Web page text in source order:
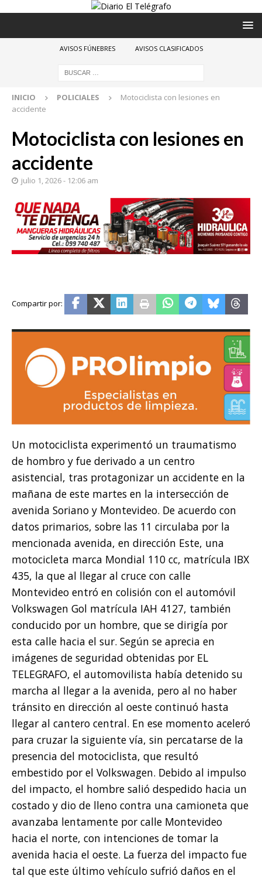
AVISOS FÚNEBRES AVISOS CLASIFICADOS
INICIO POLICIALES
Motociclista con lesiones en
accidente
Motociclista con lesiones en
accidente
julio 1, 2026 - 12:06 am
Un motociclista experimentó un traumatismo
de hombro y fue derivado a un centro
asistencial, tras protagonizar un accidente en la
mañana de este martes en la intersección de
avenida Soriano y Montevideo. De acuerdo con
datos primarios, sobre las 11 circulaba por la
mencionada avenida, en dirección Este, una
motocicleta marca Mondial 110 cc, matrícula IBX
435, la que al llegar al cruce con calle
Montevideo entró en colisión con el automóvil
Volkswagen Gol matrícula IAH 4127, también
conducido por un hombre, que se dirigía por
esta calle hacia el sur. Según se aprecia en
imágenes de seguridad obtenidas por EL
TELEGRAFO, el automovilista había detenido su
marcha al llegar a la avenida, pero al no haber
tránsito en dirección al oeste continuó hasta
llegar al cantero central. En ese momento aceleró
para cruzar la siguiente vía, sin percatarse de la
presencia del motociclista, que resultó
embestido por el Volkswagen. Debido al impulso
del impacto, el hombre salió despedido hacia un
costado y dio de lleno contra una camioneta que
avanzaba lentamente por calle Montevideo
hacia el norte, con intenciones de tomar la
avenida hacia el oeste. La fuerza del impacto fue
tal que este último vehículo sufrió daños en el